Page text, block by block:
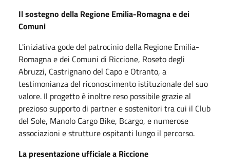
Il sostegno della Regione Emilia-Romagna e dei
Comuni
L'iniziativa gode del patrocinio della Regione Emilia-
Romagna e dei Comuni di Riccione, Roseto degli
Abruzzi, Castrignano del Capo e Otranto, a
testimonianza del riconoscimento istituzionale del suo
valore. Il progetto è inoltre reso possibile grazie al
prezioso supporto di partner e sostenitori tra cui il Club
del Sole, Manolo Cargo Bike, Bcargo, e numerose
associazioni e strutture ospitanti lungo il percorso.
La presentazione ufficiale a Riccione